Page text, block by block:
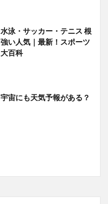
水泳・サッカー・テニス 根
強い人気｜最新！スポーツ
大百科
宇宙にも天気予報がある？